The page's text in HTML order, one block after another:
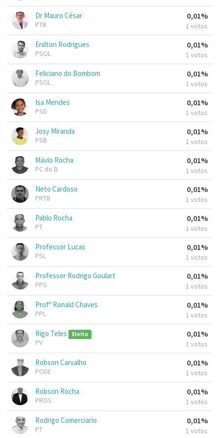
Dr Mauro César
PTB
0,01%
1 votos
Enilton Rodrigues
PSOL
0,01%
1 votos
Feliciano do Bombom
PSOL
0,01%
1 votos
Isa Mendes
PSD
0,01%
1 votos
Josy Miranda
PSB
0,01%
1 votos
Mávio Rocha
PC do B
0,01%
1 votos
Neto Cardoso
PRTB
0,01%
1 votos
Pablo Rocha
PT
0,01%
1 votos
Professor Lucas
PSL
0,01%
1 votos
Professor Rodrigo Goulart
PPS
0,01%
1 votos
Profº Ronald Chaves
PPL
0,01%
1 votos
Rigo Teles Eleito
PV
0,01%
1 votos
Robson Carvalho
PODE
0,01%
1 votos
Robson Rocha
PROS
0,01%
1 votos
Rodrigo Comerciario
PT
0,01%
1 votos